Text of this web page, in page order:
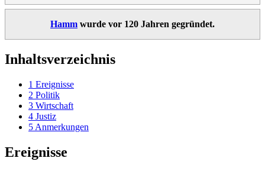
Hamm wurde vor 120 Jahren gegründet.
Inhaltsverzeichnis
1 Ereignisse
2 Politik
3 Wirtschaft
4 Justiz
5 Anmerkungen
Ereignisse